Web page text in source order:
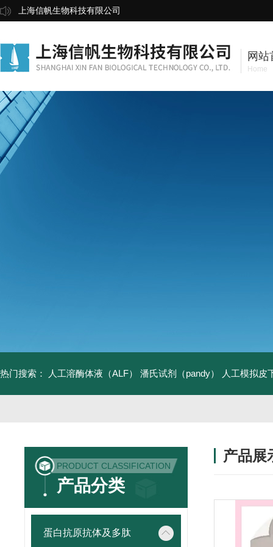
上海信帆生物科技有限公司
网站
Home
热门搜索： 人工溶酶体液（ALF） 潘氏试剂（pandy） 人工模拟皮
PRODUCT CLASSIFICATION
产品分类
蛋白抗原抗体及多肽
产品展